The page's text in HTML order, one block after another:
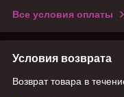
Все условия оплаты
Условия возврата
Возврат товара в